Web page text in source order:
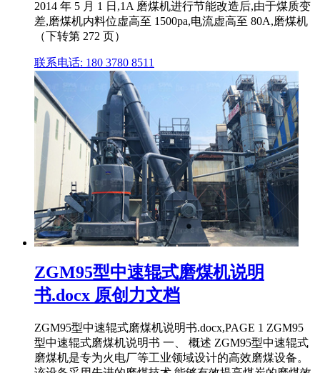
2014 年 5 月 1 日,1A 磨煤机进行节能改造后,由于煤质变
差,磨煤机内料位虚高至 1500pa,电流虚高至 80A,磨煤机
（下转第 272 页）
联系电话: 180 3780 8511
ZGM95型中速辊式磨煤机说明
书.docx 原创力文档
ZGM95型中速辊式磨煤机说明书.docx,PAGE 1 ZGM95
型中速辊式磨煤机说明书 一、 概述 ZGM95型中速辊式
磨煤机是专为火电厂等工业领域设计的高效磨煤设备。